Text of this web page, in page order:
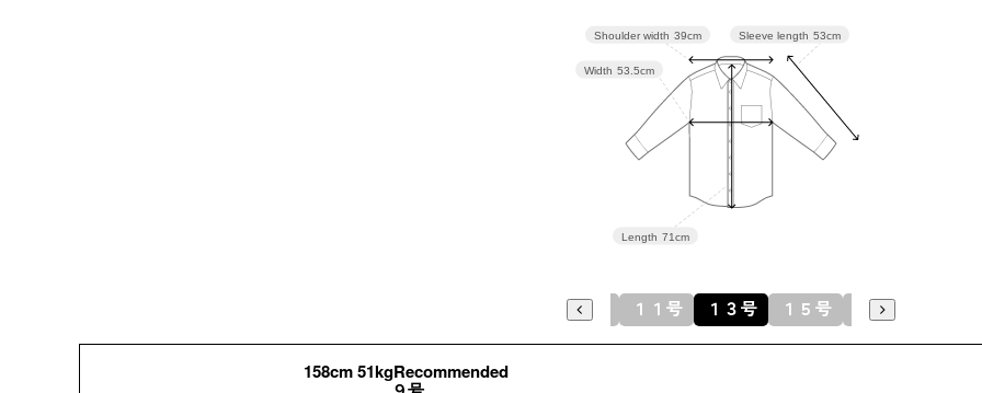
その他
Sleeve length 53cm
Length 71cm
Width 53.5cm
Shoulder width 39cm
９号 １１号 １３号 １５号 １７号
158cm 51kgRecommended